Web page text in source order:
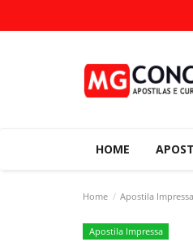
HOME
Home Apostila Impressa
Apostila Impressa